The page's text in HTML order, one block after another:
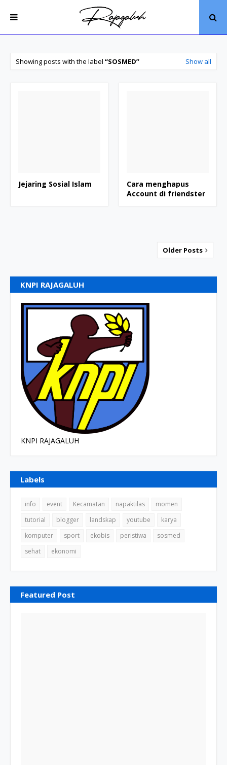
Showing posts with the label SOSMED Show all
Jejaring Sosial Islam
Cara menghapus
Account di friendster
Older Posts
KNPI RAJAGALUH
KNPI RAJAGALUH
Labels
info event Kecamatan napaktilas
momen
tutorial
blogger landskap youtube
karya
komputer
sport ekobis peristiwa
sosmed
sehat
ekonomi
Featured Post